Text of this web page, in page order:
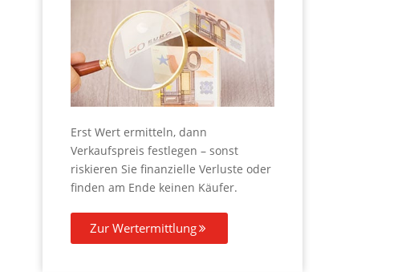
Erst Wert ermitteln, dann
Verkaufspreis festlegen – sonst
riskieren Sie finanzielle Verluste oder
finden am Ende keinen Käufer.
Zur Wertermittlung